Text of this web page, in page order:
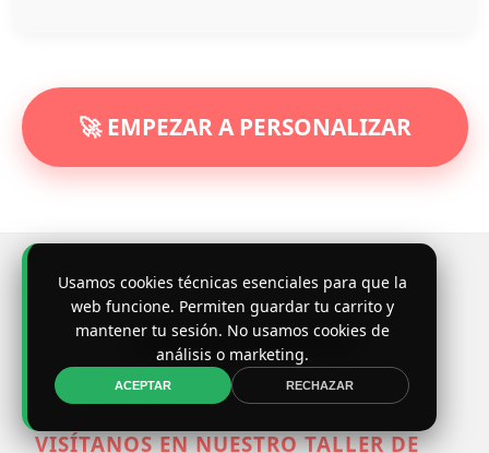
🚀 EMPEZAR A PERSONALIZAR
¿Dónde estamos?
VISÍTANOS EN NUESTRO TALLER DE
Usamos cookies técnicas esenciales para que la
web funcione. Permiten guardar tu carrito y
mantener tu sesión. No usamos cookies de
análisis o marketing.
ACEPTAR RECHAZAR